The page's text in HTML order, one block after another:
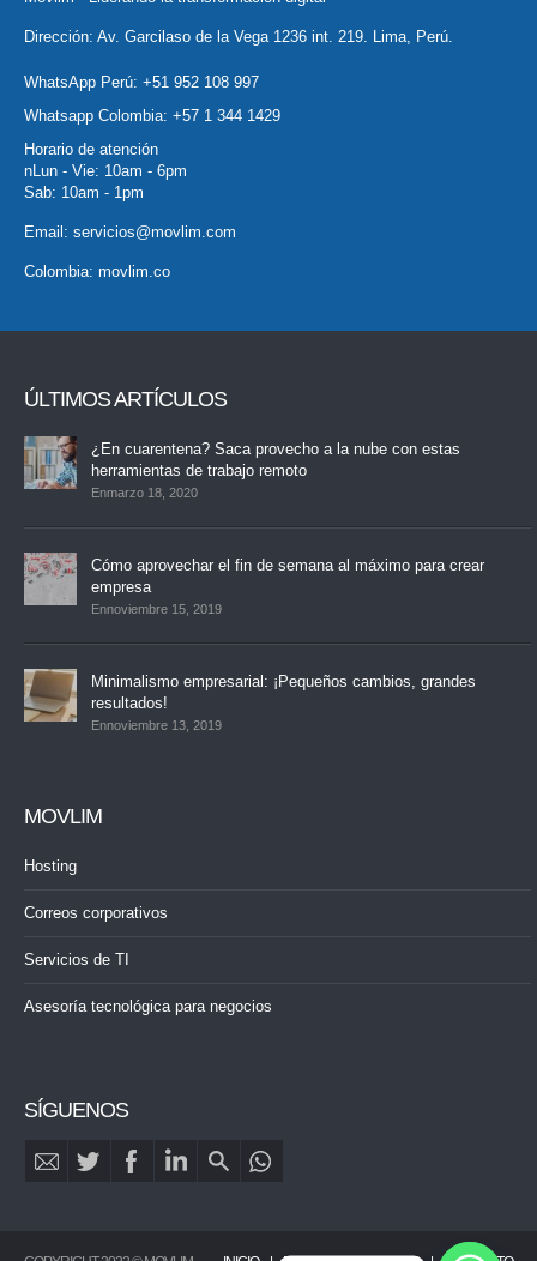
Dirección: Av. Garcilaso de la Vega 1236 int. 219. Lima, Perú.
WhatsApp Perú: +51 952 108 997
Whatsapp Colombia: +57 1 344 1429
Horario de atención
nLun - Vie: 10am - 6pm
Sab: 10am - 1pm
Email: servicios@movlim.com
Colombia: movlim.co
ÚLTIMOS ARTÍCULOS
¿En cuarentena? Saca provecho a la nube con estas
herramientas de trabajo remoto
Enmarzo 18, 2020
Cómo aprovechar el fin de semana al máximo para crear
empresa
Ennoviembre 15, 2019
Minimalismo empresarial: ¡Pequeños cambios, grandes
resultados!
Ennoviembre 13, 2019
MOVLIM
Hosting
Correos corporativos
Servicios de TI
Asesoría tecnológica para negocios
SÍGUENOS